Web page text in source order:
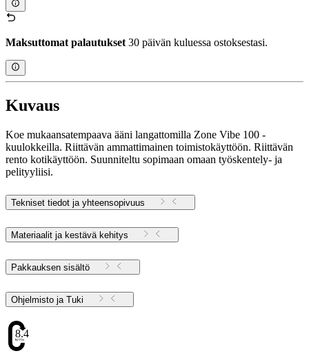
Maksuttomat palautukset30 päivän kuluessa ostoksestasi.
Kuvaus
Koe mukaansatempaava ääni langattomilla Zone Vibe 100 -
kuulokkeilla. Riittävän ammattimainen toimistokäyttöön. Riittävän
rento kotikäyttöön. Suunniteltu sopimaan omaan työskentely- ja
pelityyliisi.
Tekniset tiedot ja yhteensopivuus
Materiaalit ja kestävä kehitys
Pakkauksen sisältö
Ohjelmisto ja Tuki
8.45